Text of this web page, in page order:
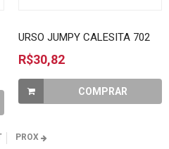
URSO JUMPY CALESITA 702
R$30,82
COMPRAR
PROX